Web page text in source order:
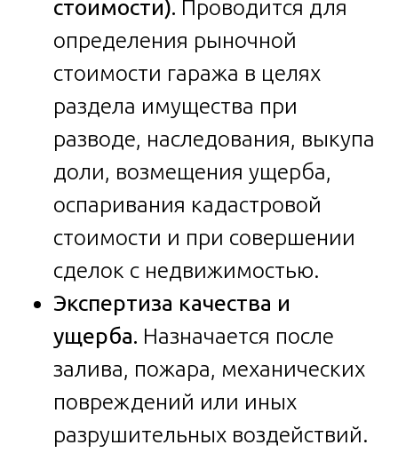
стоимости). Проводится для
определения рыночной
стоимости гаража в целях
раздела имущества при
разводе, наследования, выкупа
доли, возмещения ущерба,
оспаривания кадастровой
стоимости и при совершении
сделок с недвижимостью.
Экспертиза качества и
ущерба. Назначается после
залива, пожара, механических
повреждений или иных
разрушительных воздействий.